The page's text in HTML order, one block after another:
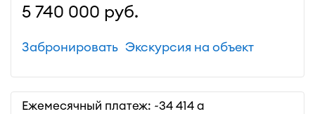
5 740 000 руб.
Экскурсия на объект
Забронировать
Ежемесячный платеж: ~34 414